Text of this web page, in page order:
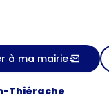
à ma mairie
Thiérache